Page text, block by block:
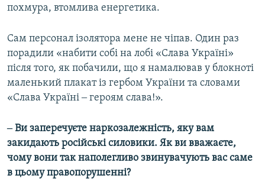
похмура, втомлива енергетика.
Сам персонал ізолятора мене не чіпав. Один раз
порадили «набити собі на лобі «Слава Україні»
після того, як побачили, що я намалював у блокноті
маленький плакат із гербом України та словами
«Слава Україні ‒ героям слава!».
‒ Ви заперечуєте наркозалежність, яку вам
закидають російські силовики. Як ви вважаєте,
чому вони так наполегливо звинувачують вас саме
в цьому правопорушенні?